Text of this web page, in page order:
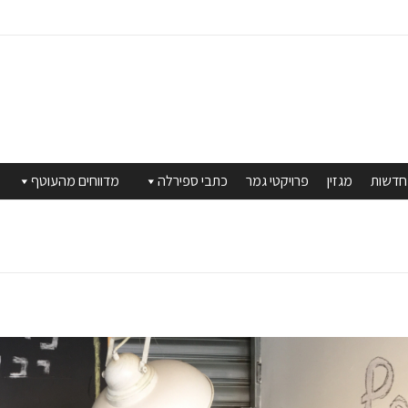
חדשות מגזין פרויקטי גמר כתבי ספירלה מדווחים מהעוטף